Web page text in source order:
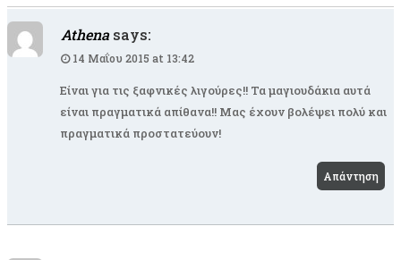
Athena says:
14 Μαΐου 2015 at 13:42
Είναι για τις ξαφνικές λιγούρες!! Τα μαγιουδάκια αυτά
είναι πραγματικά απίθανα!! Μας έχουν βολέψει πολύ και
πραγματικά προστατεύουν!
Απάντηση